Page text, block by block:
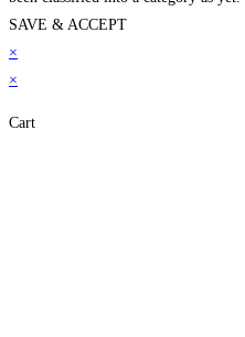
SAVE & ACCEPT
×
×
Cart